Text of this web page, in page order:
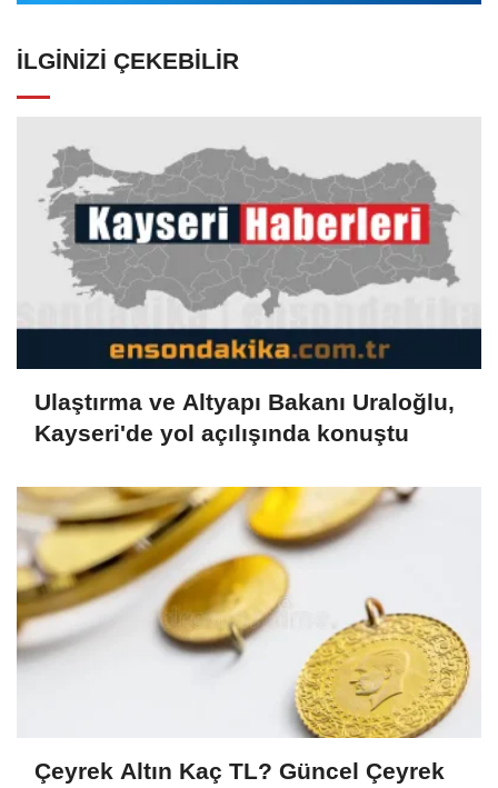
İLGINIZI ÇEKEBILIR
Ulaştırma ve Altyapı Bakanı Uraloğlu,
Kayseri'de yol açılışında konuştu
Çeyrek Altın Kaç TL? Güncel Çeyrek